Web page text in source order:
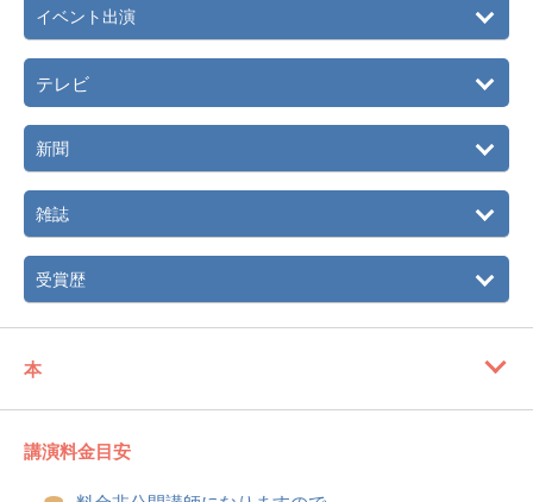
イベント出演
テレビ
新聞
雑誌
受賞歴
本
講演料金目安